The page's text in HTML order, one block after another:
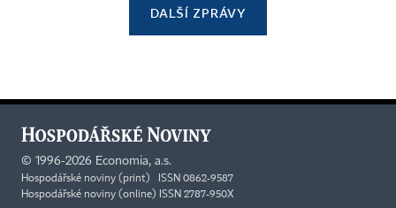
DALŠÍ ZPRÁVY
© 1996-2026 Economia, a.s.
Hospodářské noviny (print) ISSN 0862-9587
Hospodářské noviny (online) ISSN 2787-950X